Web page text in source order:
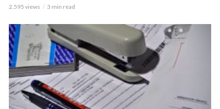
2.595 views 3 min read